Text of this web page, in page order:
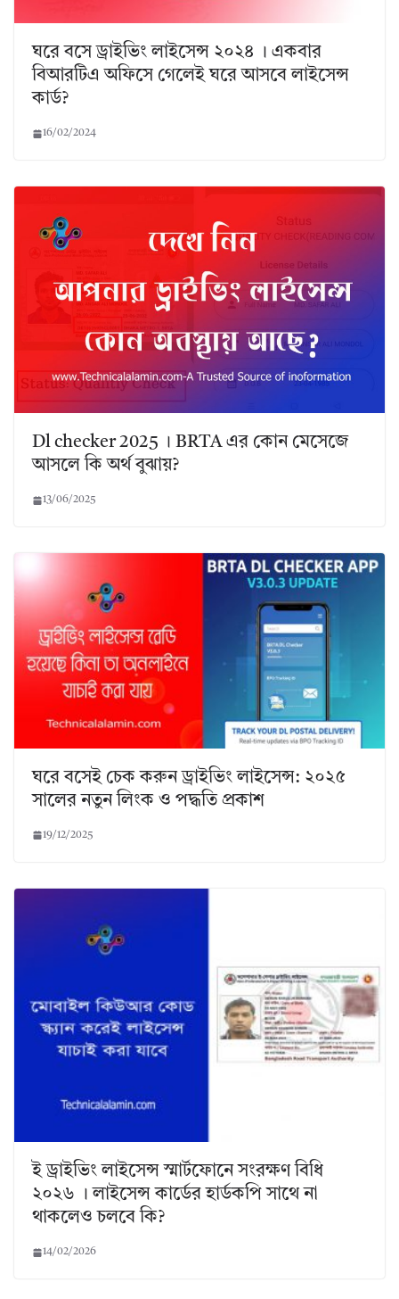
ঘরে বসে ড্রাইভিং লাইসেন্স ২০২৪ । একবার
বিআরটিএ অফিসে গেলেই ঘরে আসবে লাইসেন্স
কার্ড?
16/02/2024
Dl checker 2025 । BRTA এর কোন মেসেজে
আসলে কি অর্থ বুঝায়?
13/06/2025
ঘরে বসেই চেক করুন ড্রাইভিং লাইসেন্স: ২০২৫
সালের নতুন লিংক ও পদ্ধতি প্রকাশ
19/12/2025
ই ড্রাইভিং লাইসেন্স স্মার্টফোনে সংরক্ষণ বিধি
২০২৬ । লাইসেন্স কার্ডের হার্ডকপি সাথে না
থাকলেও চলবে কি?
14/02/2026